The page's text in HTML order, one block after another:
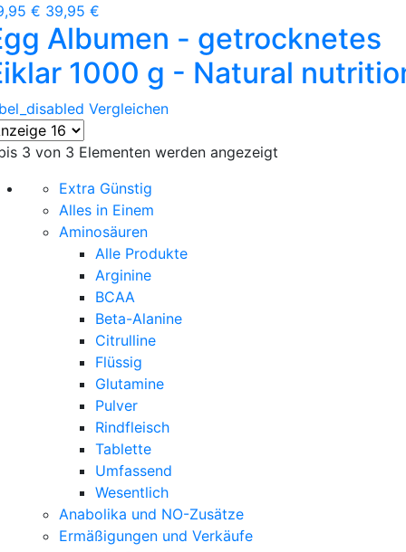
€ 39,95 €
Albumen - getrocknetes
1000 g - Natural
Vergleichen
3 von 3 Elementen werden angezeigt
Extra Günstig
Alles in Einem
Aminosäuren
Alle Produkte
Arginine
BCAA
Beta-Alanine
Citrulline
Flüssig
Glutamine
Pulver
Rindfleisch
Tablette
Umfassend
Wesentlich
Anabolika und NO-Zusätze
Ermäßigungen und Verkäufe